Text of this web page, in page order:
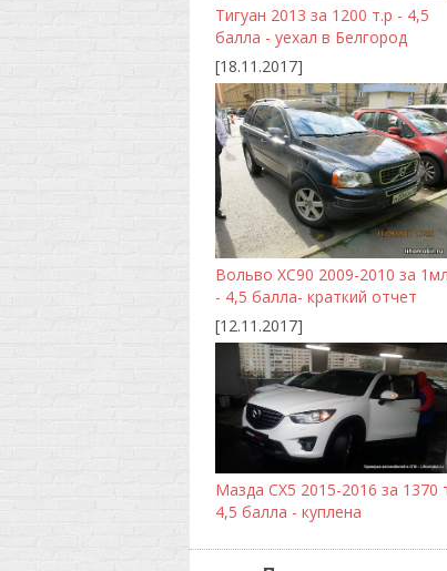
Тигуан 2013 за 1200 т.р - 4,5
балла - уехал в Белгород
[18.11.2017]
Вольво ХС90 2009-2010 за
- 4,5 балла- краткий отчет
[12.11.2017]
Мазда CX5 2015-2016 за 1370
4,5 балла - куплена